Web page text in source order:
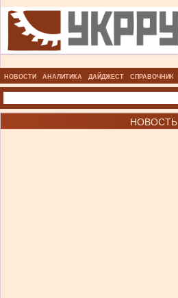
НОВОСТИ АНАЛИТИКА ДАЙДЖЕСТ СПРАВОЧНИК
НОВОСТЬ